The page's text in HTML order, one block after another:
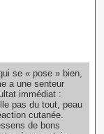
se « pose » bien,
a une senteur
immédiat :
pas du tout, peau
cutanée.
de bons